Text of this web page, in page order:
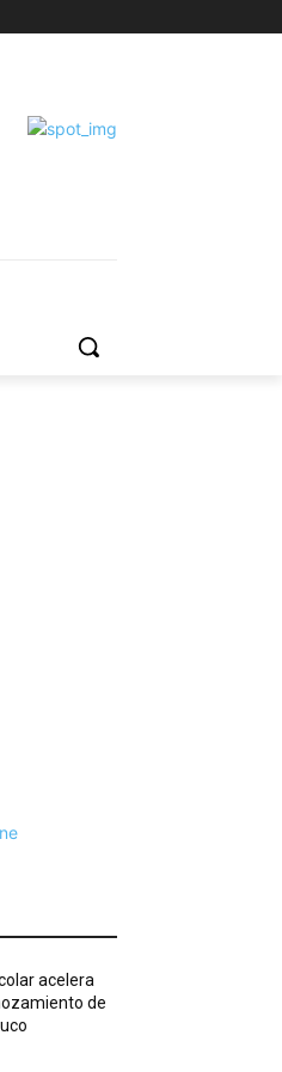
acelera
de